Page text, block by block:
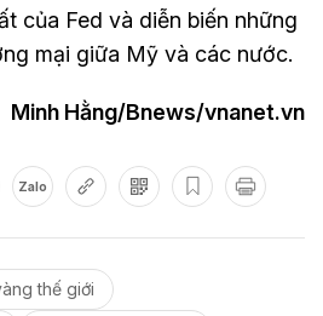
của Fed và diễn biến những
mại giữa Mỹ và các nước.
Minh Hằng/Bnews/vnanet.vn
Zalo
thế giới